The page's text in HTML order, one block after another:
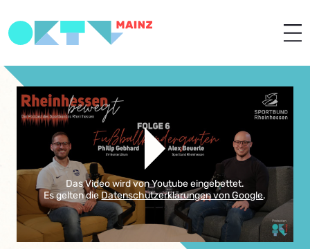
Das Video wird von Youtube eingebettet.
Es gelten die Datenschutzerklärungen von Google.